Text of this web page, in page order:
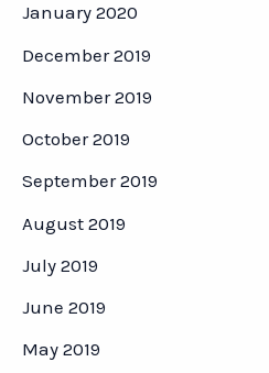
January 2020
December 2019
November 2019
October 2019
September 2019
August 2019
July 2019
June 2019
May 2019